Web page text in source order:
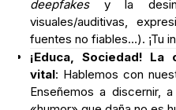
deepfakesy la
visuales/auditivas,
fuentes no fiables…). ¡Tu
¡Educa, Sociedad!
vital: Hablemos con
Enseñemos a discernir,